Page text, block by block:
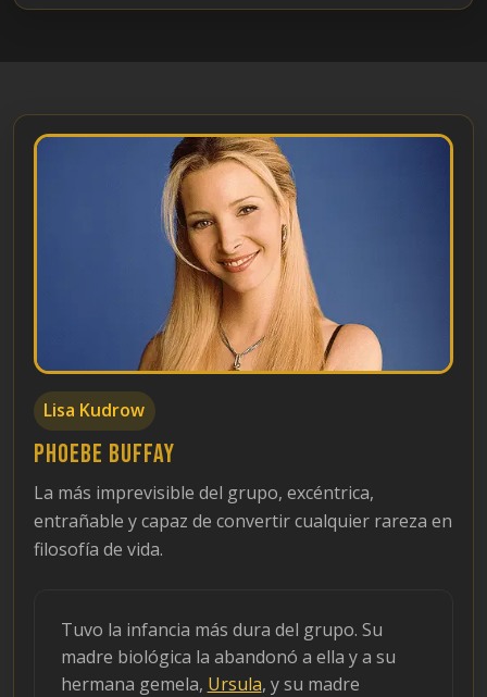
Lisa Kudrow
Phoebe Buffay
La más imprevisible del grupo, excéntrica,
entrañable y capaz de convertir cualquier rareza en
filosofía de vida.
Tuvo la infancia más dura del grupo. Su
madre biológica la abandonó a ella y a su
hermana gemela, Ursula, y su madre